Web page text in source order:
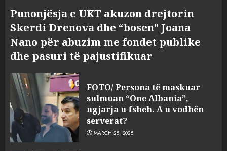
Punonjësja e UKT akuzon drejtorin
Skerdi Drenova dhe “bosen” Joana
Nano për abuzim me fondet publike
dhe pasuri të pajustifikuar
FOTO/ Persona të maskuar
sulmuan “One Albania”,
ngjarja u fsheh. A u vodhën
serverat?
MARCH 25, 2025